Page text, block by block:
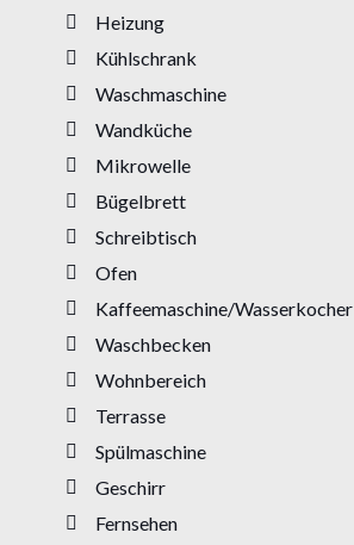
Heizung
Kühlschrank
Waschmaschine
Wandküche
Mikrowelle
Bügelbrett
Schreibtisch
Ofen
Kaffeemaschine/Wasserkocher
Waschbecken
Wohnbereich
Terrasse
Spülmaschine
Geschirr
Fernsehen